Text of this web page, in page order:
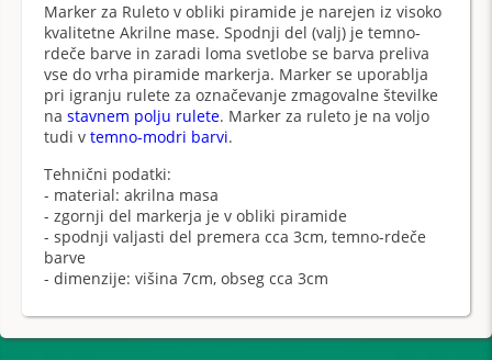
Marker za Ruleto v obliki piramide je narejen iz visoko
kvalitetne Akrilne mase. Spodnji del (valj) je temno-
rdeče barve in zaradi loma svetlobe se barva preliva
vse do vrha piramide markerja. Marker se uporablja
pri igranju rulete za označevanje zmagovalne številke
na stavnem polju rulete. Marker za ruleto je na voljo
tudi v temno-modri barvi.
Tehnični podatki:
- material: akrilna masa
- zgornji del markerja je v obliki piramide
- spodnji valjasti del premera cca 3cm, temno-rdeče
barve
- dimenzije: višina 7cm, obseg cca 3cm